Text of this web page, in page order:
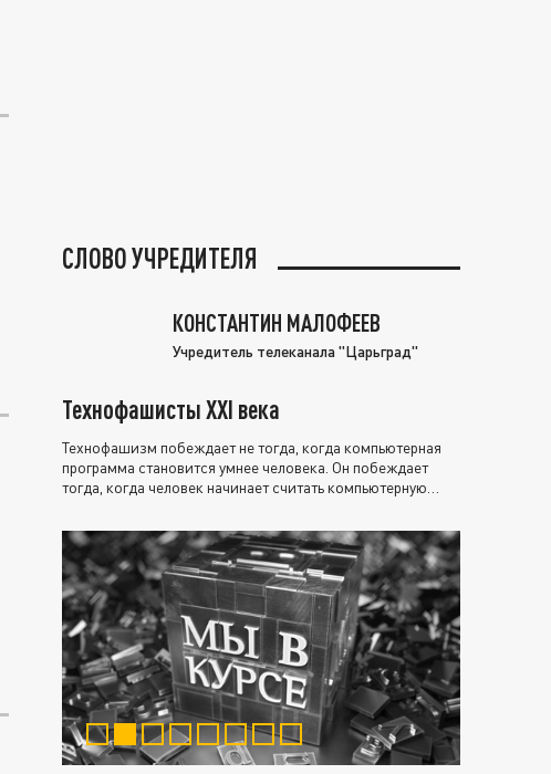
СЛОВО УЧРЕДИТЕЛЯ
КОНСТАНТИН МАЛОФЕЕВ
Учредитель телеканала "Царьград"
Технофашисты XXI века
Технофашизм побеждает не тогда, когда компьютерная
программа становится умнее человека. Он побеждает
тогда, когда человек начинает считать компьютерную